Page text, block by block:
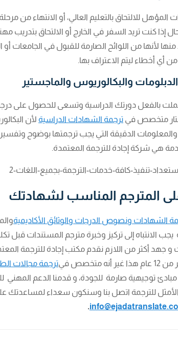
للالتحاق بالتعليم العالي، أو الانتهاء من مرحلة
إذا كنت تريد السفر في الخارج أو الالتحاق بتدريب
لأنها من اللوائح الصارمة للقبول في الجامعات أو
من أي أخطاء ليتم الاعتراف بها.
والبكالوريوس والماجستير
بالفعل دورتك الدراسية وتسعى للحصول على درجة
متخصص في ترجمة الشهادات الدراسية لأن
الدقيقة التي يجب ترجمتها بوضوح
هي شركة إجادة للترجمة المعتمدة.
المترجم المناسب لشهادتك
الشهادات ونصوص الدرجات والوثائق الأكاديمية
الانتباه إلى تركيز وخبرة مترجم المستندات قبل
جهد أكثر من اللازم نقدم مكتب إجادة للترجمة
متخصص في
ترجمة مجالات
توجيهية صارمة للجودة، و قدمنا الدعم المهني
الأمثل للترجمة اتصل بنا وسنكون سعداء لمساعدتك
.